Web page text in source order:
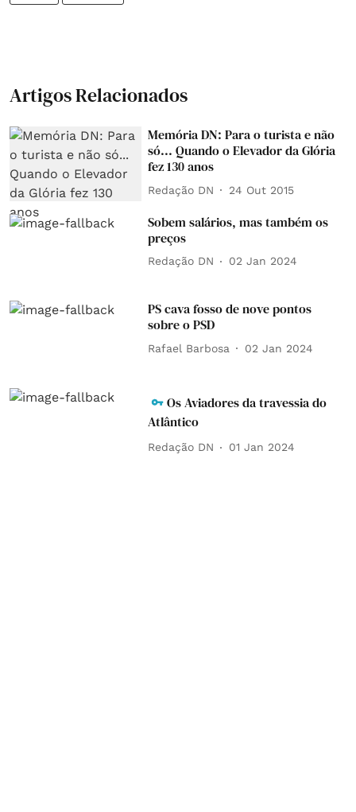
Artigos Relacionados
Memória DN: Para o turista e não
só... Quando o Elevador da Glória
fez 130 anos
Redação DN 24 Out 2015
Sobem salários, mas também os
preços
Redação DN 02 Jan 2024
PS cava fosso de nove pontos
sobre o PSD
Rafael Barbosa 02 Jan 2024
Os Aviadores da travessia do
Atlântico
Redação DN 01 Jan 2024